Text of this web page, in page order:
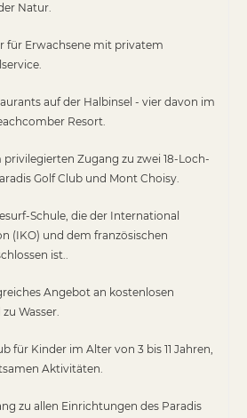
Natur.
für Erwachsene mit privatem
auf der Halbinsel - vier davon im
Resort.
Zugang zu zwei 18-Loch-
Golf Club und Mont Choisy.
Schule, die der International
(IKO) und dem französischen
ist..
Angebot an kostenlosen
Wasser.
für Kinder im Alter von 3 bis 11 Jahren,
Aktivitäten.
zu allen Einrichtungen des Paradis